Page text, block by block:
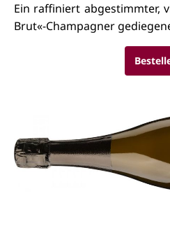
Ein raffiniert abgestimmter,
Brut«-Champagner